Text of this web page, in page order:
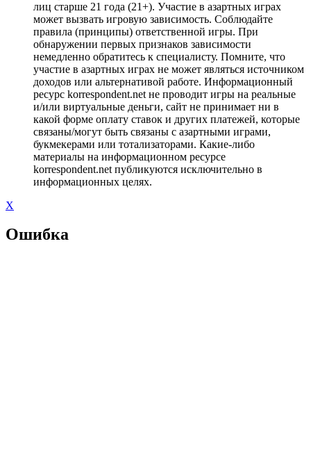
лиц старше 21 года (21+). Участие в азартных играх
может вызвать игровую зависимость. Соблюдайте
правила (принципы) ответственной игры. При
обнаружении первых признаков зависимости
немедленно обратитесь к специалисту. Помните, что
участие в азартных играх не может являться источником
доходов или альтернативой работе. Информационный
ресурс korrespondent.net не проводит игры на реальные
и/или виртуальные деньги, сайт не принимает ни в
какой форме оплату ставок и других платежей, которые
связаны/могут быть связаны с азартными играми,
букмекерами или тотализаторами. Какие-либо
материалы на информационном ресурсе
korrespondent.net публикуются исключительно в
информационных целях.
X
Ошибка